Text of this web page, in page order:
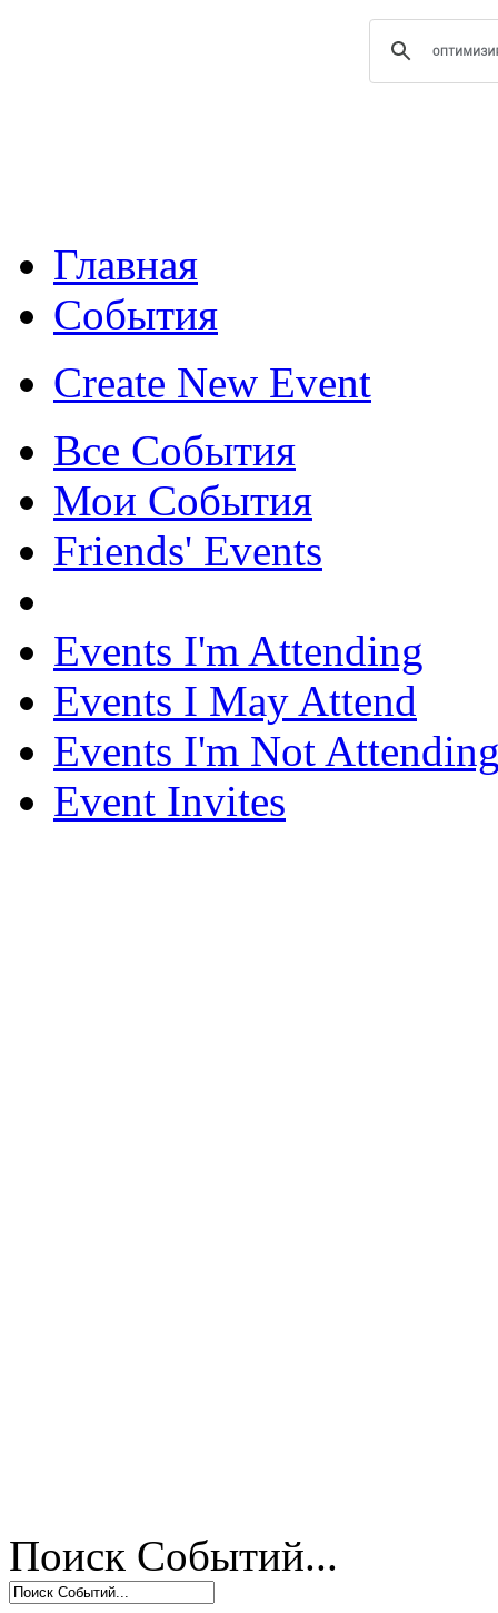
Главная
События
Create New Event
Все События
Мои События
Friends' Events
Events I'm Attending
Events I May Attend
Events I'm Not
Event Invites
Поиск Событий...